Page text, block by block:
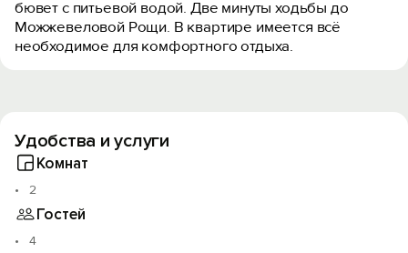
бювет с питьевой водой. Две минуты ходьбы до
Можжевеловой Рощи. В квартире имеется всё
необходимое для комфортного отдыха.
Удобства и услуги
Комнат
2
Гостей
4